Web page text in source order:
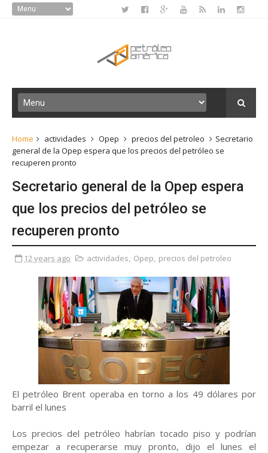
Home actividades Opep precios del petroleo
Secretario
general de la Opep espera que los precios del petróleo se
recuperen pronto
Secretario general de la Opep espera
que los precios del petróleo se
recuperen pronto
12 years ago actividades, Opep, precios del petroleo
El petróleo Brent operaba en torno a los 49 dólares por
barril el lunes
Los precios del petróleo habrían tocado piso y podrían
empezar a recuperarse muy pronto, dijo el lunes el